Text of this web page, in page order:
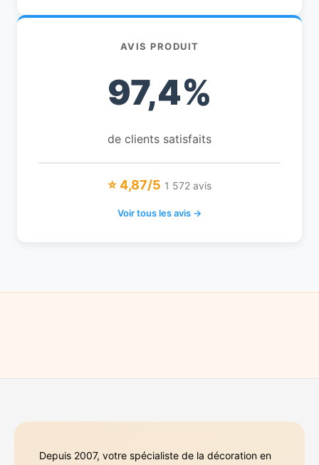
AVIS PRODUIT
97,4%
de clients satisfaits
⭐ 4,87/5 1 572 avis
Voir tous les avis →
Depuis 2007, votre spécialiste de la décoration en